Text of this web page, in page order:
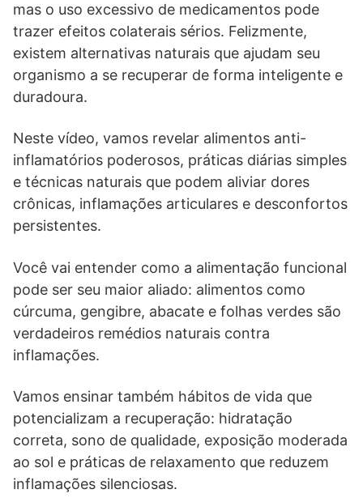
mas o uso excessivo de medicamentos pode
trazer efeitos colaterais sérios. Felizmente,
existem alternativas naturais que ajudam seu
organismo a se recuperar de forma inteligente e
duradoura.
Neste vídeo, vamos revelar alimentos anti-
inflamatórios poderosos, práticas diárias simples
e técnicas naturais que podem aliviar dores
crônicas, inflamações articulares e desconfortos
persistentes.
Você vai entender como a alimentação funcional
pode ser seu maior aliado: alimentos como
cúrcuma, gengibre, abacate e folhas verdes são
verdadeiros remédios naturais contra
inflamações.
Vamos ensinar também hábitos de vida que
potencializam a recuperação: hidratação
correta, sono de qualidade, exposição moderada
ao sol e práticas de relaxamento que reduzem
inflamações silenciosas.